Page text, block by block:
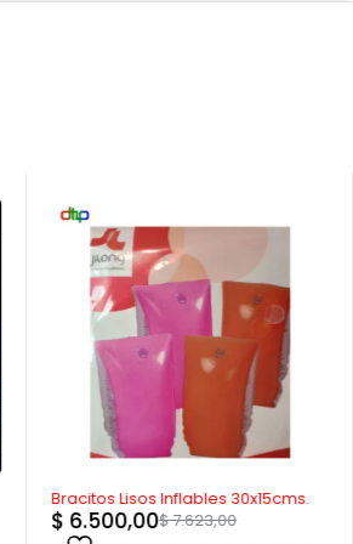
-15%
Bracitos Lisos Inflables 30x15cms.
$7.623,00
$ 6.500,00